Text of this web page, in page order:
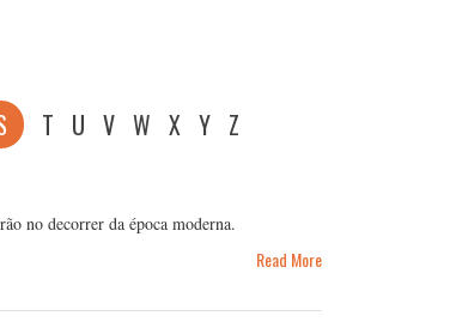
T U V W X Y Z
no decorrer da época moderna.
Read More